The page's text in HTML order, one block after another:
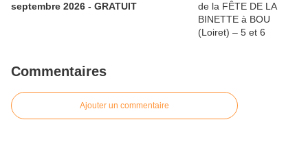
septembre 2026 - GRATUIT
Commentaires
Ajouter un commentaire